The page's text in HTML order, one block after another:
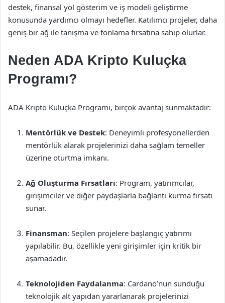
destek, finansal yol gösterim ve iş modeli geliştirme
konusunda yardımcı olmayı hedefler. Katılımcı projeler, daha
geniş bir ağ ile tanışma ve fonlama fırsatına sahip olurlar.
Neden ADA Kripto Kuluçka
Programı?
ADA Kripto Kuluçka Programı, birçok avantaj sunmaktadır:
Mentörlük ve Destek: Deneyimli profesyonellerden
mentörlük alarak projelerinizi daha sağlam temeller
üzerine oturtma imkanı.
Ağ Oluşturma Fırsatları: Program, yatırımcılar,
girişimciler ve diğer paydaşlarla bağlantı kurma fırsatı
sunar.
Finansman: Seçilen projelere başlangıç yatırımı
yapılabilir. Bu, özellikle yeni girişimler için kritik bir
aşamadadır.
Teknolojiden Faydalanma: Cardano’nun sunduğu
teknolojik alt yapıdan yararlanarak projelerinizi